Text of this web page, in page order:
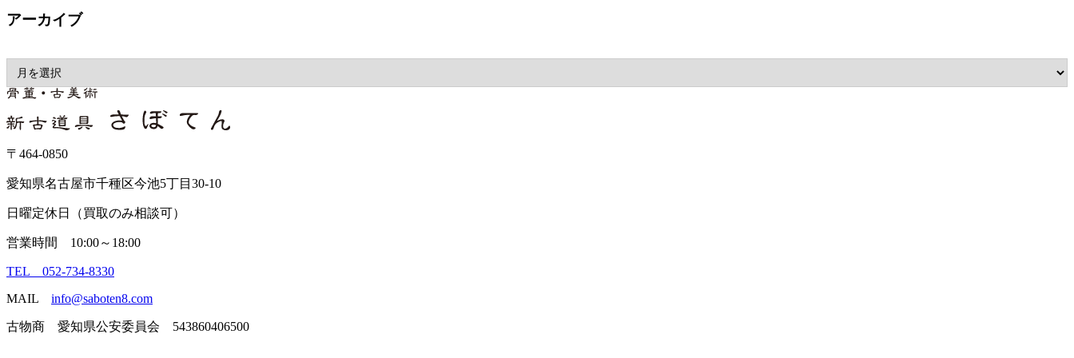
アーカイブ
〒464-0850
愛知県名古屋市千種区今池5丁目30-10
日曜定休日（買取のみ相談可）
営業時間 10:00～18:00
TEL 052-734-8330
MAIL info@saboten8.com
古物商 愛知県公安委員会 543860406500